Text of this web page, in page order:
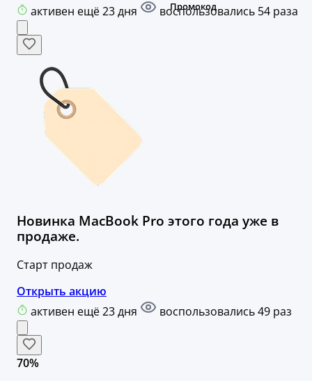
активен ещё 23 дня воспользовались 54 раза
Новинка MacBook Pro этого года уже в
продаже.
Старт продаж
Открыть акцию
активен ещё 23 дня
воспользовались 49 раз
70%